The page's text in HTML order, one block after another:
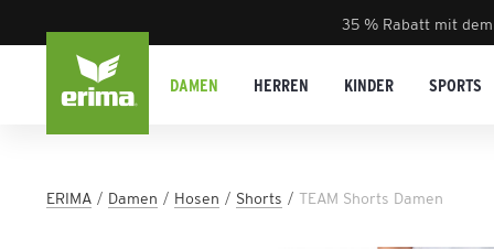
35 % Rabatt mit
DAMEN HERREN KINDER SPORTS
ERIMA Damen Hosen Shorts TEAM Shorts Damen